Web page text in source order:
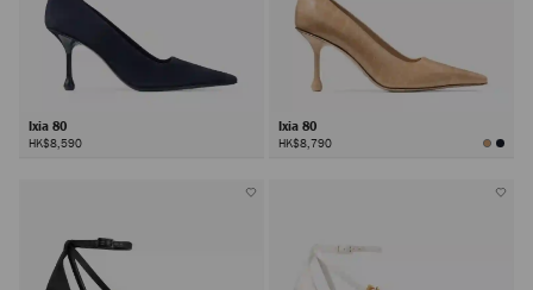
Ixia 80
HK$8,590
Ixia 80
HK$8,790